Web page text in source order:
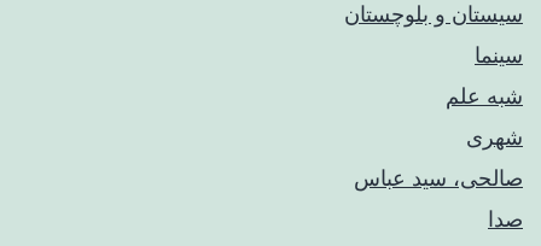
سیستان و بلوچستان
سینما
شبه علم
شهری
صالحی، سید عباس
صدا